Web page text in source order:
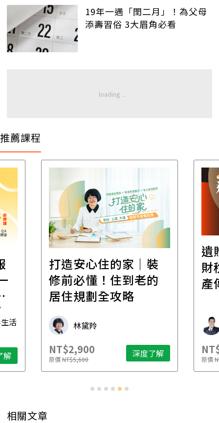
19年一遇「閏二月」！為父母
添壽習俗 3大眉角必看
推薦課程
活
解
打造安心住的家｜裝
修前必懂！住到老的
居住規劃全攻略
林黛羚
NT$2,900
原價NT$5,600 深度了解
遺
財
產
原價
相關文章